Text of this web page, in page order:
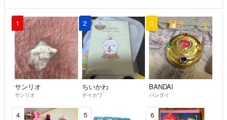
1
サンリオ
サンリオ
2
ちいかわ
チイカワ
3
BANDAI
バンダイ
4 5 6